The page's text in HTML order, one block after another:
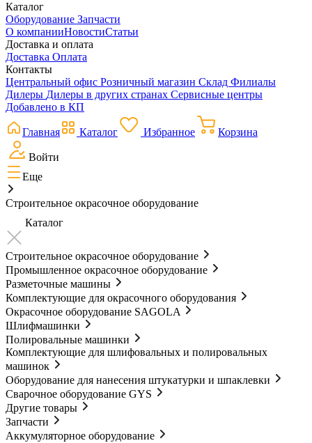
Каталог
Оборудование Запчасти
О компанииНовостиСтатьи
Доставка и оплата
Доставка Оплата
Контакты
Центральный офис Розничный магазин Склад Филиалы
Дилеры Дилеры в других странах Сервисные центры
Добавлено в КП
Главная Каталог Избранное Корзина
Войти
Еще
Строительное окрасочное оборудование
Каталог
Строительное окрасочное оборудование
Промышленное окрасочное оборудование
Разметочные машины
Комплектующие для окрасочного оборудования
Окрасочное оборудование SAGOLA
Шлифмашинки
Полировальные машинки
Комплектующие для шлифовальных и полировальных
машинок
Оборудование для нанесения штукатурки и шпаклевки
Сварочное оборудование GYS
Другие товары
Запчасти
Аккумуляторное оборудование